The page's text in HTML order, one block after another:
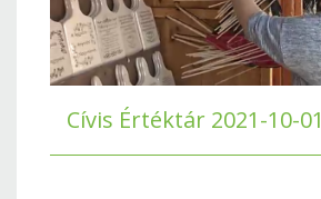
Cívis Értéktár 2021-10-01